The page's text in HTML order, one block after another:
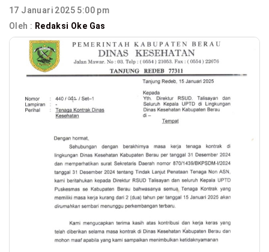
17 Januari 2025 5:00 pm
Oleh : Redaksi Oke Gas